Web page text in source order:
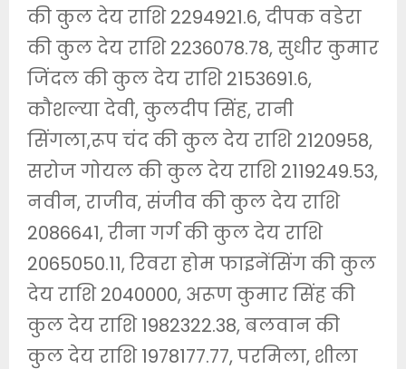
की कुल देय राशि 2294921.6, दीपक वडेरा
की कुल देय राशि 2236078.78, सुधीर कुमार
जिंदल की कुल देय राशि 2153691.6,
कौशल्या देवी, कुलदीप सिंह, रानी
सिंगला,रूप चंद की कुल देय राशि 2120958,
सरोज गोयल की कुल देय राशि 2119249.53,
नवीन, राजीव, संजीव की कुल देय राशि
2086641, रीना गर्ग की कुल देय राशि
2065050.11, रिवरा होम फाइनेंसिंग की कुल
देय राशि 2040000, अरूण कुमार सिंह की
कुल देय राशि 1982322.38, बलवान की
कुल देय राशि 1978177.77, परमिला, शीला